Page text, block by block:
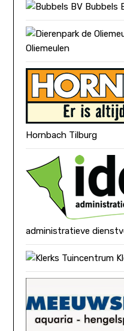
Bubbels
Oliemeulen
Hornbach Tilburg
administratieve